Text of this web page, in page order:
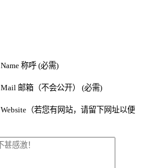
Name 称呼 (必需)
Mail 邮箱（不会公开） (必需)
Website（若您有网站，请留下网址以便